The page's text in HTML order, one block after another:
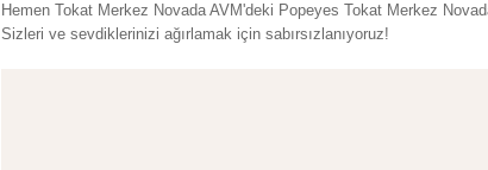
Hemen Tokat Merkez Novada AVM'deki Popeyes Tokat Merkez
Sizleri ve sevdiklerinizi ağırlamak için sabırsızlanıyoruz!